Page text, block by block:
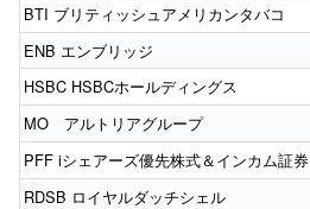
BTI ブリティッシュアメリカンタバコ
ENB エンブリッジ
HSBC HSBCホールディングス
MO アルトリアグループ
PFF iシェアーズ優先株式＆インカム証券
RDSB ロイヤルダッチシェル